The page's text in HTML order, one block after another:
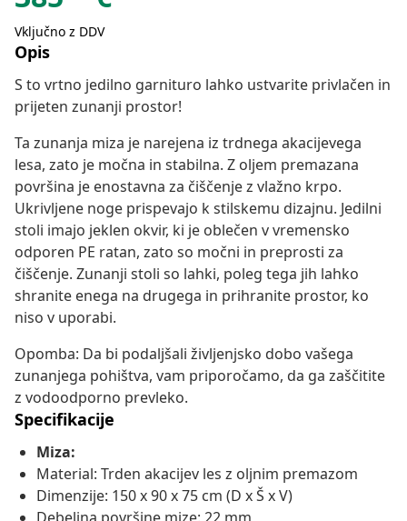
Vključno z DDV
Opis
S to vrtno jedilno garnituro lahko ustvarite privlačen in
prijeten zunanji prostor!
Ta zunanja miza je narejena iz trdnega akacijevega
lesa, zato je močna in stabilna. Z oljem premazana
površina je enostavna za čiščenje z vlažno krpo.
Ukrivljene noge prispevajo k stilskemu dizajnu. Jedilni
stoli imajo jeklen okvir, ki je oblečen v vremensko
odporen PE ratan, zato so močni in preprosti za
čiščenje. Zunanji stoli so lahki, poleg tega jih lahko
shranite enega na drugega in prihranite prostor, ko
niso v uporabi.
Opomba: Da bi podaljšali življenjsko dobo vašega
zunanjega pohištva, vam priporočamo, da ga zaščitite
z vodoodporno prevleko.
Specifikacije
Miza:
Material: Trden akacijev les z oljnim premazom
Dimenzije: 150 x 90 x 75 cm (D x Š x V)